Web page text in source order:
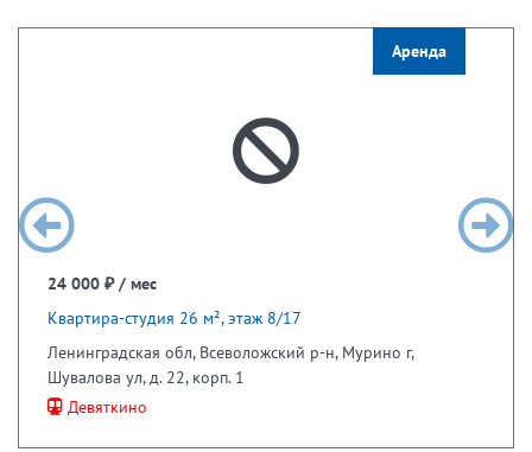
Аренда
24 000 ₽ / мес
Квартира-студия 26 м², этаж 8/17
Ленинградская обл, Всеволожский р-н, Мурино г,
Шувалова ул, д. 22, корп. 1
Девяткино